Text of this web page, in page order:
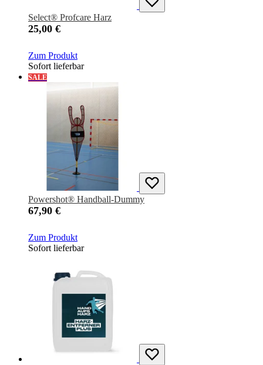
Select® Profcare Harz
25,00 €
Zum Produkt
Sofort lieferbar
SALE
Powershot® Handball-Dummy
67,90 €
Zum Produkt
Sofort lieferbar